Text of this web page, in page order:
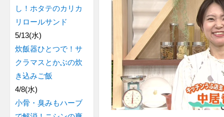
し！ホタテのカリカ
リロールサンド
5/13(水)
炊飯器ひとつで！サ
クラマスとかぶの炊
き込みご飯
4/8(水)
小骨・臭みもハーブ